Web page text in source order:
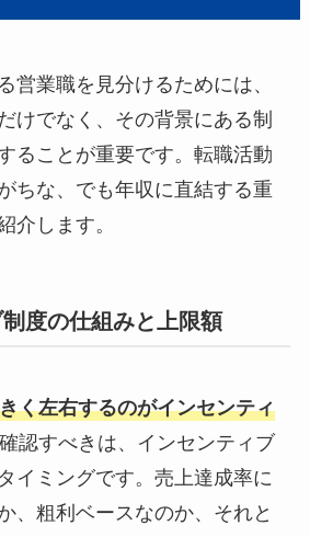
営業職を見分けるためには、
けでなく、その背景にある制
ることが重要です。転職活動
ちな、でも年収に直結する重
介します。
度の仕組みと上限額
く左右するのがインセンティ
認すべきは、インセンティブ
イミングです。売上達成率に
、粗利ベースなのか、それと